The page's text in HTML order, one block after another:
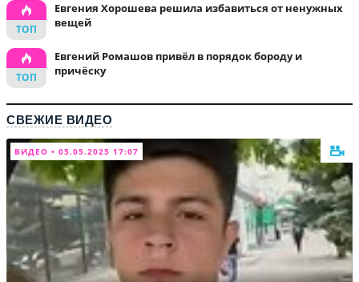
Евгения Хорошева решила избавиться от ненужных
вещей
Евгений Ромашов привёл в порядок бороду и
причёску
СВЕЖИЕ ВИДЕО
ВИДЕО • 05.05.2025 17:07